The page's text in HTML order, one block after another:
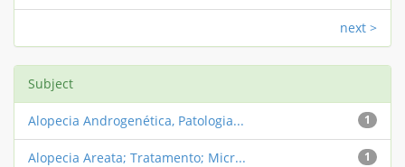
next >
Subject
1
Alopecia Androgenética, Patologia...
1
Alopecia Areata; Tratamento; Micr...